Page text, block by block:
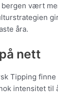
vært
åra.
nett
Tipping
intensitet til